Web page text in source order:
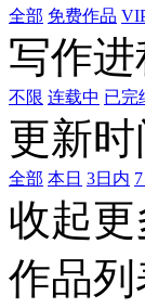
全部 免费作品
写作进
不限 连载中 已完
更新时
全部 本日 3日内
收起
作品列